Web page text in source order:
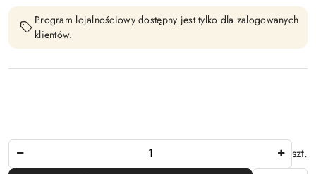
Program lojalnościowy dostępny jest tylko dla zalogowanych
klientów.
szt.